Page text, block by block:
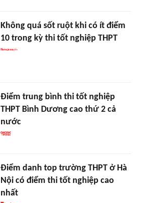
Không quá sốt ruột khi có ít điểm
10 trong kỳ thi tốt nghiệp THPT
Điểm trung bình thi tốt nghiệp
THPT Bình Dương cao thứ 2 cả
nước
Điểm danh top trường THPT ở Hà
Nội có điểm thi tốt nghiệp cao
nhất